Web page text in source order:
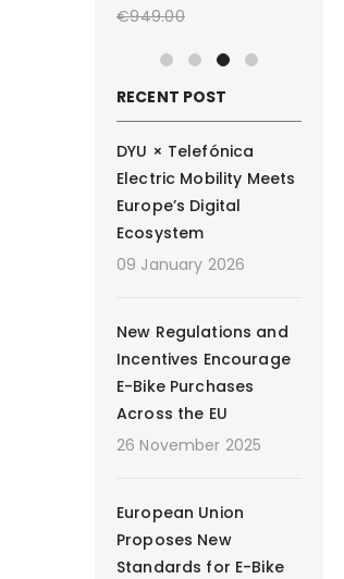
€949.00
RECENT POST
DYU × Telefónica
Electric Mobility Meets
Europe’s Digital
Ecosystem
09 January 2026
New Regulations and
Incentives Encourage
E-Bike Purchases
Across the EU
26 November 2025
European Union
Proposes New
Standards for E-Bike